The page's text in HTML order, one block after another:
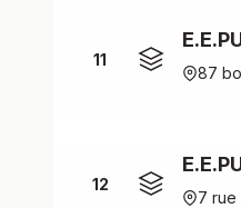
11
87
12
7 rue